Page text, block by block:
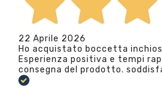
22 Aprile 2026
Ho acquistato boccetta
Esperienza positiva e tempi
consegna del prodotto.